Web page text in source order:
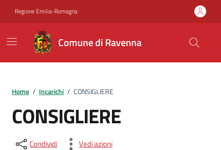
Regione Emilia-Romagna
Comune di Ravenna
Home / Incarichi / CONSIGLIERE
CONSIGLIERE
Condividi Vedi azioni